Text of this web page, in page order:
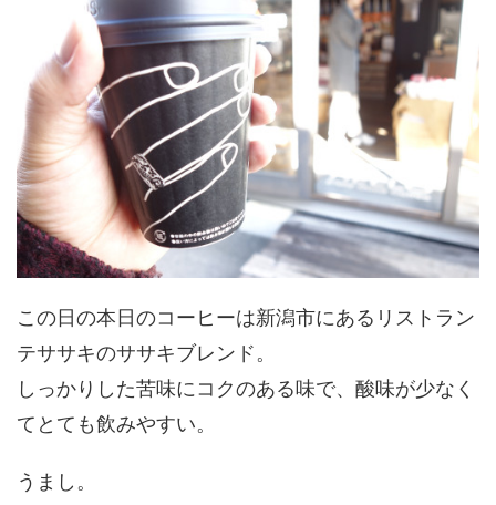
この日の本日のコーヒーは新潟市にあるリストラン
テササキのササキブレンド。
しっかりした苦味にコクのある味で、酸味が少なく
てとても飲みやすい。
うまし。